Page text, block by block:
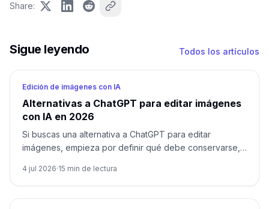
Share:
Sigue leyendo Todos los artículos
Edición de imágenes con IA
Alternativas a ChatGPT para editar imágenes
con IA en 2026
Si buscas una alternativa a ChatGPT para editar
imágenes, empieza por definir qué debe conservarse,
una API o un modelo abierto/local.
4 jul 2026·15 min de lectura